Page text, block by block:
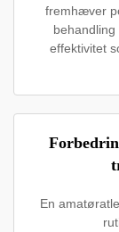
fremhæver
effektivitet
En